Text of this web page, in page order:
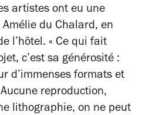
artistes ont eu une
Amélie du Chalard, en
l’hôtel. « Ce qui fait
c’est sa générosité :
d’immenses formats et
reproduction,
lithographie, on ne peut